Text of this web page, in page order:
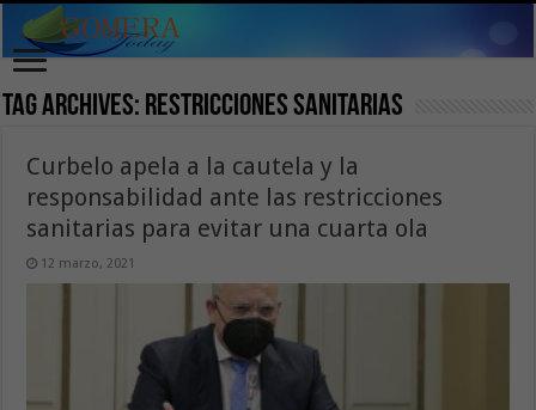
Tag Archives: restricciones sanitarias
Curbelo apela a la cautela y la
responsabilidad ante las restricciones
sanitarias para evitar una cuarta ola
12 marzo, 2021